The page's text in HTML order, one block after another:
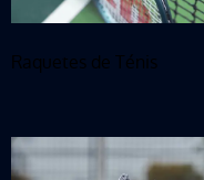
Raquetes de Ténis